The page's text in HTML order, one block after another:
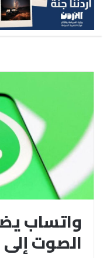
واتساب
الصوت إلى